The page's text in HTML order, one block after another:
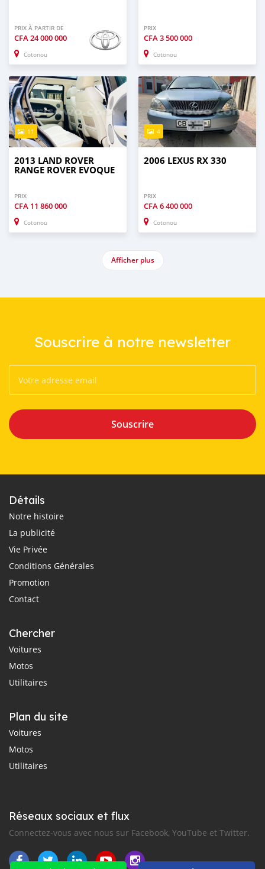
PRIX À PARTIR DE
CFA24 000 000
Cotonou
PRIX
CFA3 500 000
Cotonou
11
2013 LAND ROVER
RANGE ROVER EVOQUE
PRIX
CFA 11 860 000
Cotonou
4
2006 LEXUS RX 330
PRIX
CFA6 400 000
Cotonou
Afficher plus
Souscrire à notre newsletter
Souscrire
Détails
Notre histoire
La publicité
Vie Privée
Conditions Générales
Promotion
Contact
Chercher
Voitures
Motos
Utilitaires
Plan du site
Voitures
Motos
Utilitaires
Réseaux sociaux et flux
Connectez-vous avec nous sur Facebook, YouTube et Twitter.